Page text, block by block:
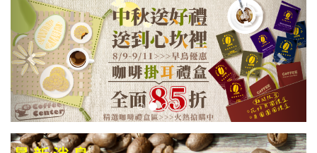
a
v
i
g
a
t
i
n